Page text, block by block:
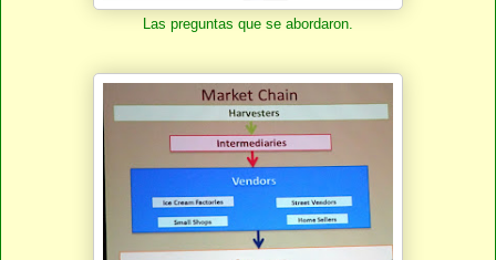
Las preguntas que se abordaron.